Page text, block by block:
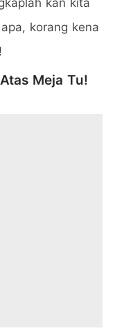
korang kena
Meja Tu!